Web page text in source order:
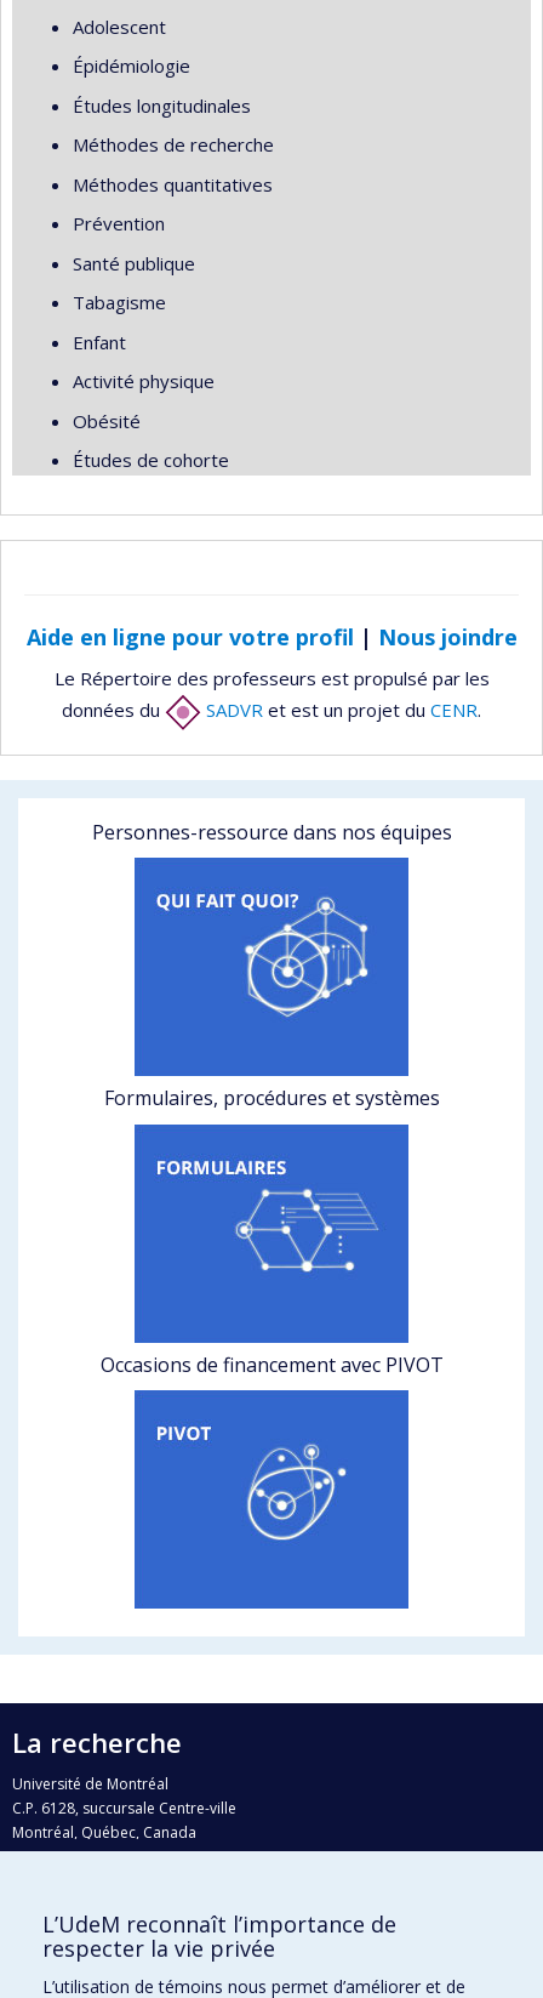
Adolescent
Épidémiologie
Études longitudinales
Méthodes de recherche
Méthodes quantitatives
Prévention
Santé publique
Tabagisme
Enfant
Activité physique
Obésité
Études de cohorte
Aide en ligne pour votre profil | Nous joindre
Le Répertoire des professeurs est propulsé par les
données du
SADVR et est un projet du CENR.
Personnes-ressource dans nos équipes
Formulaires, procédures et systèmes
Occasions de financement avec PIVOT
La recherche
Université de Montréal
C.P. 6128, succursale Centre-ville
Montréal, Québec, Canada
H3C 3J7
Qui fait quoi?
Nous trouver
L’UdeM reconnaît l’importance de
respecter la vie privée
L’utilisation de témoins nous permet d’améliorer et de